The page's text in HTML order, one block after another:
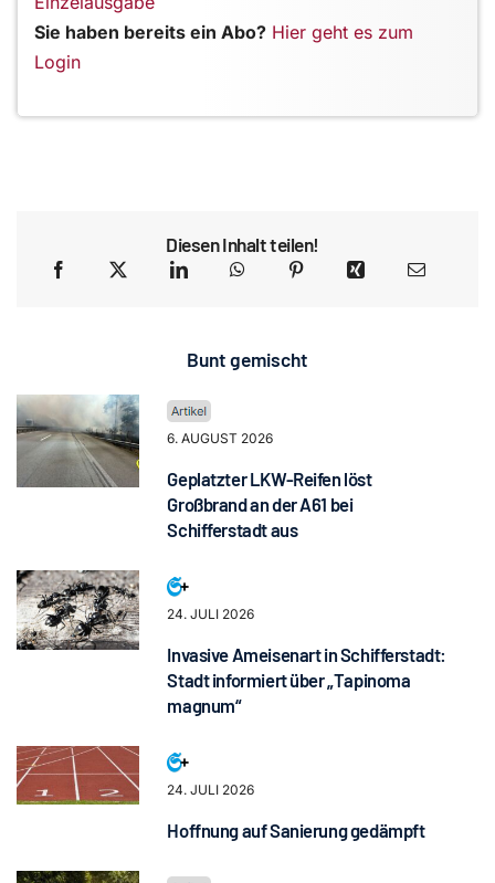
Sie haben bereits ein Abo? Hier geht es zum
Login
Diesen Inhalt teilen!
Bunt gemischt
6. AUGUST 2026
Geplatzter LKW-Reifen löst
Großbrand an der A61 bei
Schifferstadt aus
24. JULI 2026
Invasive Ameisenart in Schifferstadt:
Stadt informiert über „Tapinoma
magnum“
24. JULI 2026
Hoffnung auf Sanierung gedämpft